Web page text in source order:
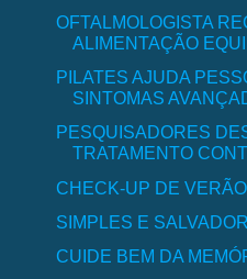
OFTALMOLOGISTA
ALIMENTAÇÃO
PILATES AJUDA
SINTOMAS
PESQUISADORES
TRATAMENTO
CHECK-UP DE VERÃO
SIMPLES E
CUIDE BEM DA